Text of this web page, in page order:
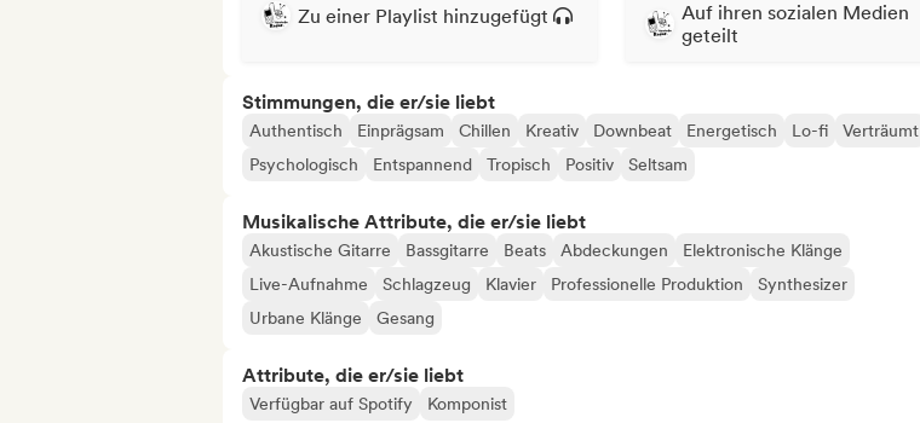
Zu einer Playlist hinzugefügt
Auf ihren sozialen Medien
geteilt
Stimmungen, die er/sie liebt
Authentisch Einprägsam Chillen Kreativ Downbeat Energetisch Lo-fi
Verträumt
Psychologisch
Entspannend Tropisch Positiv Seltsam
Musikalische Attribute, die er/sie liebt
Akustische Gitarre Bassgitarre Beats Abdeckungen
Elektronische Klänge
Live-Aufnahme
Schlagzeug Klavier Professionelle Produktion
Synthesizer
Urbane Klänge
Gesang
Attribute, die er/sie liebt
Verfügbar auf Spotify Komponist